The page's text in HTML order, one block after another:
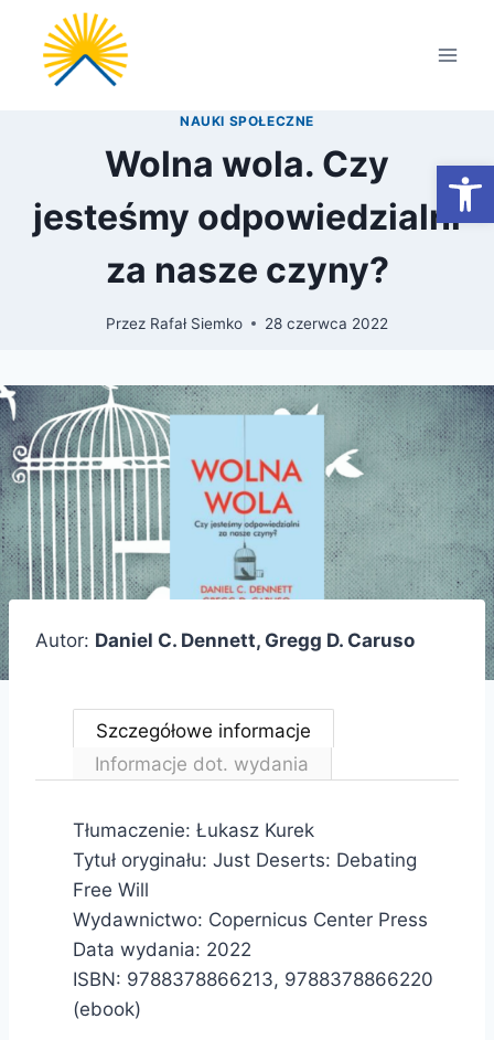
Przejdź
treści
NAUKI SPOŁECZNE
Wolna wola. Czy
jesteśmy odpowiedzialni
za nasze czyny?
Przez Rafał Siemko 28 czerwca 2022
Autor: Daniel C. Dennett, Gregg D. Caruso
Szczegółowe informacje
Informacje dot. wydania
Tłumaczenie: Łukasz Kurek
Tytuł oryginału: Just Deserts: Debating
Free Will
Wydawnictwo: Copernicus Center Press
Data wydania: 2022
ISBN: 9788378866213, 9788378866220
(ebook)